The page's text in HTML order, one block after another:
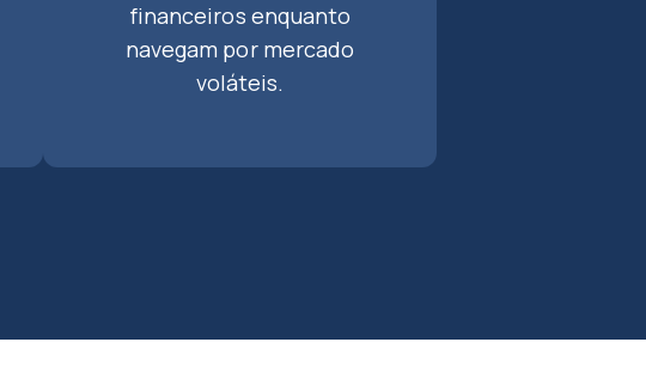
financeiros enquanto
navegam por mercado
voláteis.